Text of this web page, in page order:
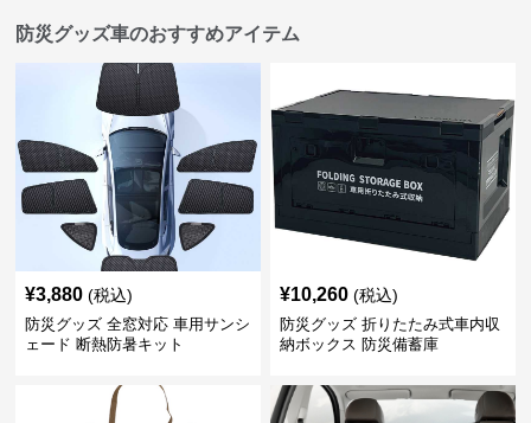
防災グッズ車のおすすめアイテム
¥3,880 (税込)
防災グッズ 全窓対応 車用サンシ
ェード 断熱防暑キット
¥10,260 (税込)
防災グッズ 折りたたみ式車内収
納ボックス 防災備蓄庫